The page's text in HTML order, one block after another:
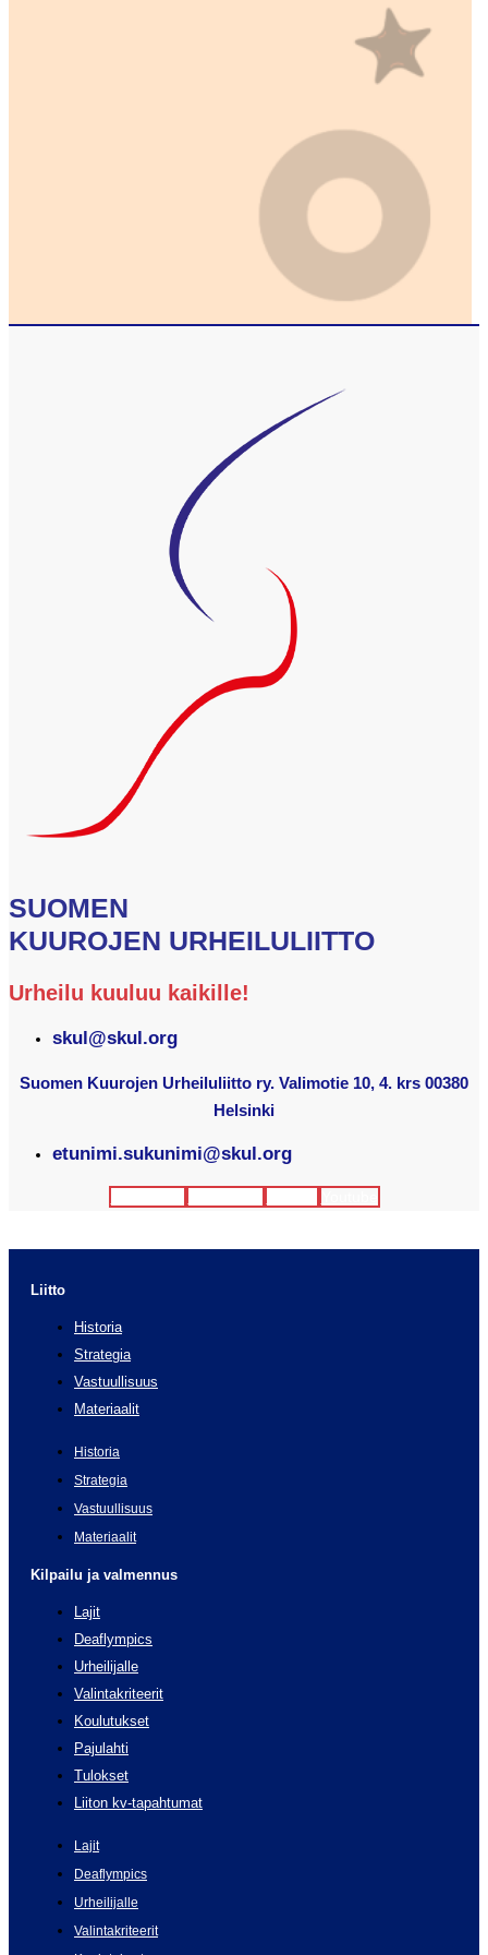
SUOMEN
KUUROJEN URHEILULIITTO
Urheilu kuuluu kaikille!
skul@skul.org
Suomen Kuurojen Urheiluliitto ry. Valimotie 10, 4. krs 00380
Helsinki
etunimi.sukunimi@skul.org
Liitto
Historia
Strategia
Vastuullisuus
Materiaalit
Historia
Strategia
Vastuullisuus
Materiaalit
Kilpailu ja valmennus
Lajit
Deaflympics
Urheilijalle
Valintakriteerit
Koulutukset
Pajulahti
Tulokset
Liiton kv-tapahtumat
Lajit
Deaflympics
Urheilijalle
Valintakriteerit